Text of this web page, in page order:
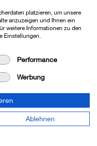
platzieren, um unsere
anzuzeigen und Ihnen ein
weitere Informationen zu den
Einstellungen.
Performance
Werbung
Ablehnen